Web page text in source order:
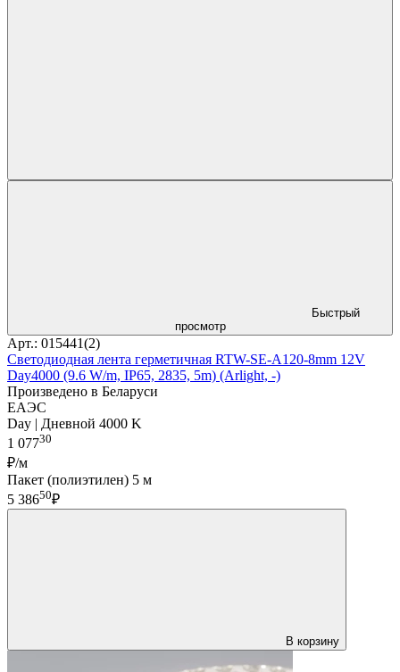
Быстрый
просмотр
Арт.: 015441(2)
Светодиодная лента герметичная RTW-SE-A120-8mm 12V
Day4000 (9.6 W/m, IP65, 2835, 5m) (Arlight, -)
Произведено в Беларуси
ЕАЭС
Day | Дневной 4000 K
1 07730
₽/м
Пакет (полиэтилен) 5 м
5 38650₽
В корзину